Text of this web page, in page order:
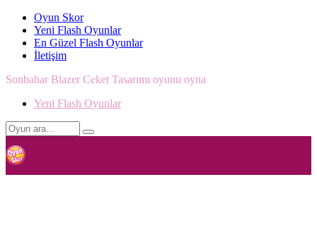
Oyun Skor
Yeni Flash Oyunlar
En Güzel Flash Oyunlar
İletişim
Sonbahar Blazer Ceket Tasarımı oyunu oyna
Yeni Flash Oyunlar